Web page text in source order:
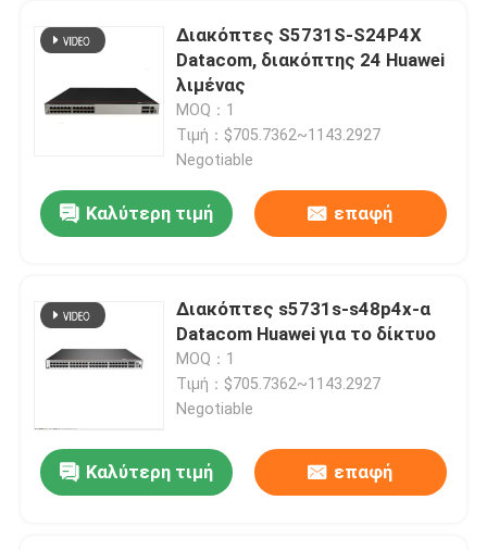
Σχετικά με εμάς
Επισκέψεις στο εργοστάσιο
Έλεγχος ποιότητας
Ειδήσεις
VR Show
Διακόπτες S5731S-S24P4X
Datacom, διακόπτης 24 Huawei
λιμένας
MOQ：1
Τιμή：$705.7362~1143.2927
Negotiable
Καλύτερη τιμή επαφή
Διακόπτες s5731s-s48p4x-α
Datacom Huawei για το δίκτυο
MOQ：1
Τιμή：$705.7362~1143.2927
Negotiable
Καλύτερη τιμή επαφή